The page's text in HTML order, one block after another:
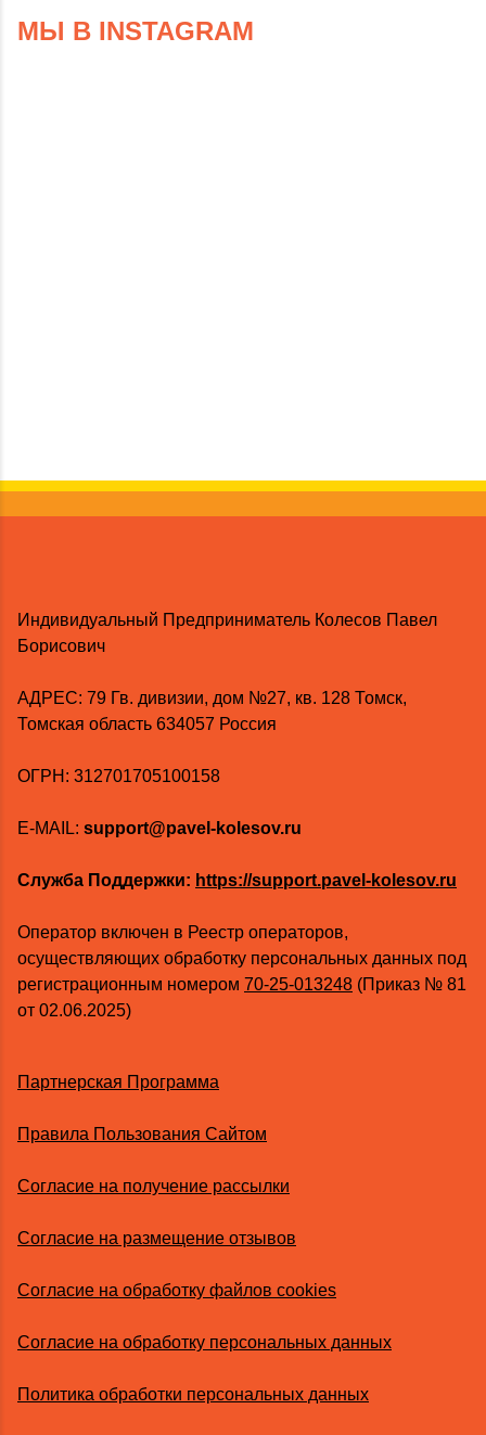
МЫ В INSTAGRAM
Индивидуальный Предприниматель Колесов Павел
Борисович
AДРЕС: 79 Гв. дивизии, дом №27, кв. 128 Томск,
Томская область 634057 Россия
ОГРН: 312701705100158
E-MAIL: support@pavel-kolesov.ru
Служба Поддержки: https://support.pavel-kolesov.ru
Оператор включен в Реестр операторов,
осуществляющих обработку персональных данных под
регистрационным номером 70-25-013248 (Приказ № 81
от 02.06.2025)
Партнерская Программа
Правила Пользования Сайтом
Согласие на получение рассылки
Согласие на размещение отзывов
Согласие на обработку файлов cookies
Согласие на обработку персональных данных
Политика обработки персональных данных